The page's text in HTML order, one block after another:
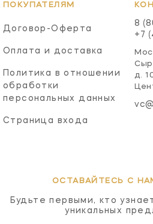
ПОКУПАТЕЛЯМ
Договор-Оферта
Оплата и доставка
Политика в отношении
обработки
персональных данных
Страница входа
8
+7
д.
ОСТАВАЙТЕСЬ С
Будьте первыми, кто
уникальных